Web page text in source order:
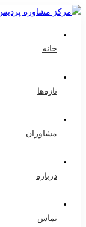
خانه
تازه‌ها
مشاوران
درباره
تماس